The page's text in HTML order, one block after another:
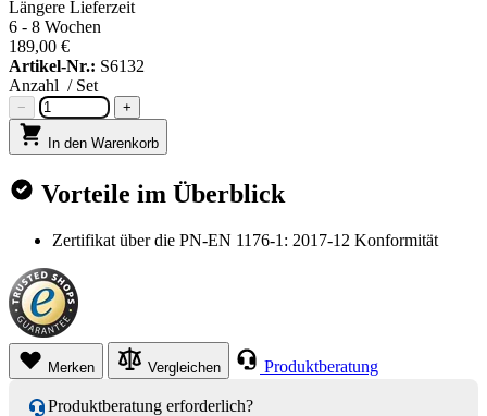
Längere Lieferzeit
6 - 8 Wochen
189,00 €
Artikel-Nr.: S6132
Anzahl / Set
− +
In den Warenkorb
Vorteile im Überblick
Zertifikat über die PN-EN 1176-1: 2017-12 Konformität
Merken Vergleichen Produktberatung
Produktberatung erforderlich?